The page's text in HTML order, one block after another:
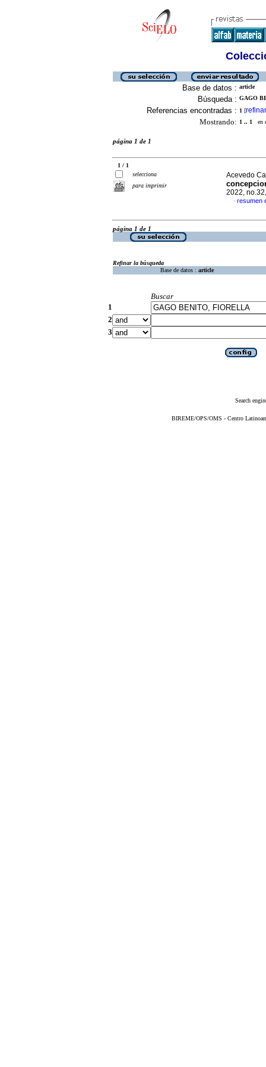
Base de datos : article
Búsqueda : GAGO
Referencias encontradas : 1 [refinar
Mostrando: 1 .. 1 en
página 1 de 1
1 / 1
selecciona
para imprimir
Acevedo
2022,
· resumen
página 1 de 1
Refinar la búsqueda
Base de datos : article
Buscar
1
2
3
Search
BIREME/OPS/OMS - Centro